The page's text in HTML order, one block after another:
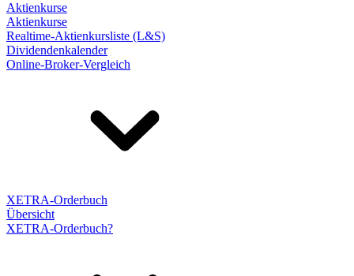
Aktienkurse
Aktienkurse
Realtime-Aktienkursliste (L&S)
Dividendenkalender
Online-Broker-Vergleich
XETRA-Orderbuch
Übersicht
XETRA-Orderbuch?